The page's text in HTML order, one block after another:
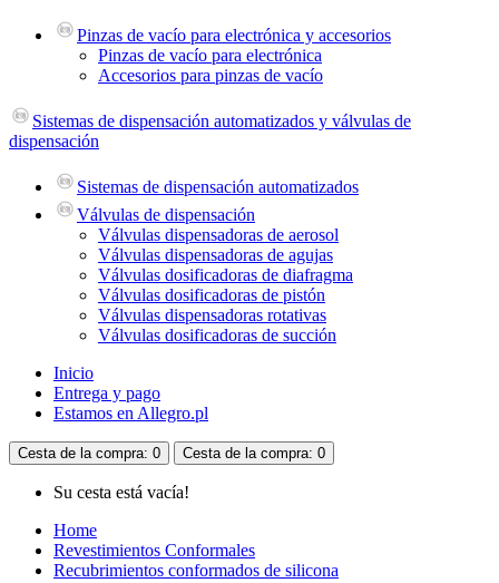
Pinzas de vacío para electrónica y accesorios
Pinzas de vacío para electrónica
Accesorios para pinzas de vacío
Sistemas de dispensación automatizados y válvulas de
dispensación
Sistemas de dispensación automatizados
Válvulas de dispensación
Válvulas dispensadoras de aerosol
Válvulas dispensadoras de agujas
Válvulas dosificadoras de diafragma
Válvulas dosificadoras de pistón
Válvulas dispensadoras rotativas
Válvulas dosificadoras de succión
Inicio
Entrega y pago
Estamos en Allegro.pl
Cestade la compra: 0 Cestade la compra: 0
Su cesta está vacía!
Home
Revestimientos Conformales
Recubrimientos conformados de silicona